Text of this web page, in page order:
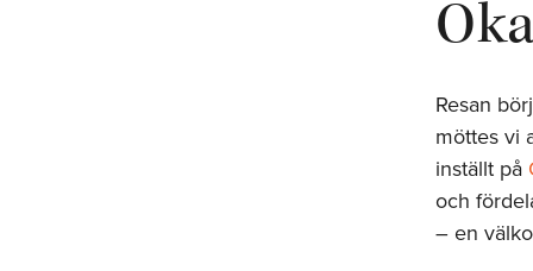
Resan
möttes vi
inställt på
och
– en